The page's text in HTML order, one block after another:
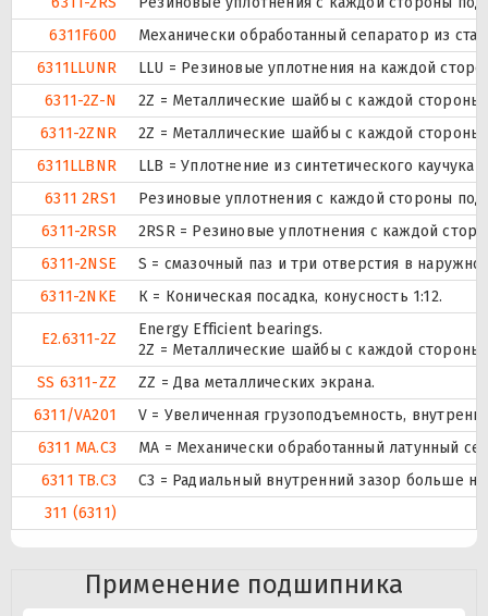
6311F600
Механически обработанный сепаратор из
6311LLUNR
LLU = Резиновые уплотнения на каждой
6311-2Z-N
2Z = Металлические шайбы с каждой
6311-2ZNR
2Z = Металлические шайбы с каждой
6311LLBNR
LLB = Уплотнение из синтетического каучука
6311 2RS1
Резиновые уплотнения с каждой стороны
6311-2RSR
2RSR = Резиновые уплотнения с каждой
6311-2NSE
S = смазочный паз и три отверстия в
6311-2NKE
К = Коническая посадка, конусность 1:12.
E2.6311-2Z
Energy Efficient bearings.
2Z = Металлические шайбы с каждой
SS 6311-ZZ
ZZ = Два металлических экрана.
6311/VA201
V = Увеличенная грузоподъемность,
6311 MA.C3
MA = Механически обработанный латунный
6311 TB.C3
C3 = Радиальный внутренний зазор больше
311 (6311)
Применение подшипника